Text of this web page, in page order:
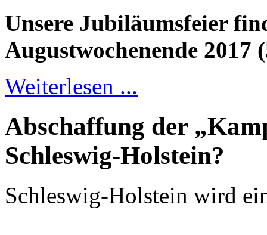
Unsere Jubiläumsfeier
Augustwochenende 2017
Weiterlesen ...
Abschaffung der
Schleswig-Holstein?
Schleswig-Holstein wird